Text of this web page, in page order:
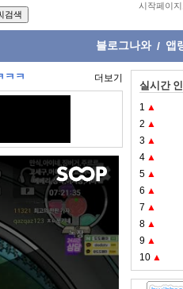
시작페이지
블로그나와 / 앱
ㅋㅋ 더보기
실시간
1 ▲
2 ▲
3 ▲
4 ▲
5 ▲
6 ▲
7 ▲
8 ▲
9 ▲
10 ▲